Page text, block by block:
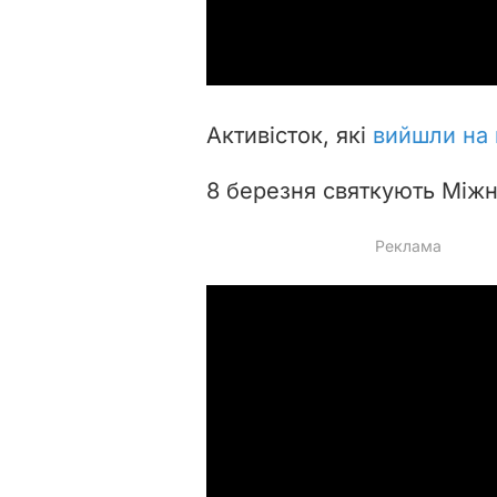
Активісток, які вийшли на
8 березня святкують